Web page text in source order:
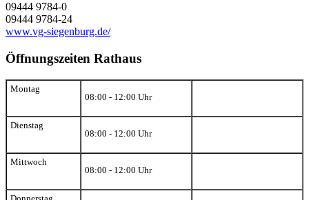
09444 9784-0
09444 9784-24
www.vg-siegenburg.de/
Öffnungszeiten Rathaus
Montag
08:00 - 12:00 Uhr
Dienstag
08:00 - 12:00 Uhr
Mittwoch
08:00 - 12:00 Uhr